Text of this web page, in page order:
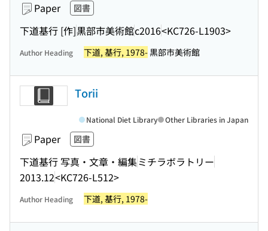
Paper 図書
下道基行 [作]黒部市美術館c2016<KC726-L1903>
Author Heading 下道, 基行, 1978-黒部市美術館
Torii
Paper 図書
下道基行 写真・文章・編集ミチラボラトリー
2013.12<KC726-L512>
National Diet Library Other Libraries in Japan
Author Heading 下道, 基行, 1978-